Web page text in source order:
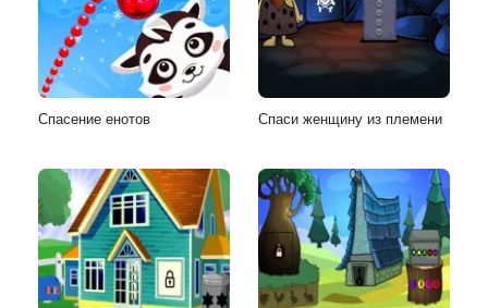
Спасение енотов Спаси женщину из племени